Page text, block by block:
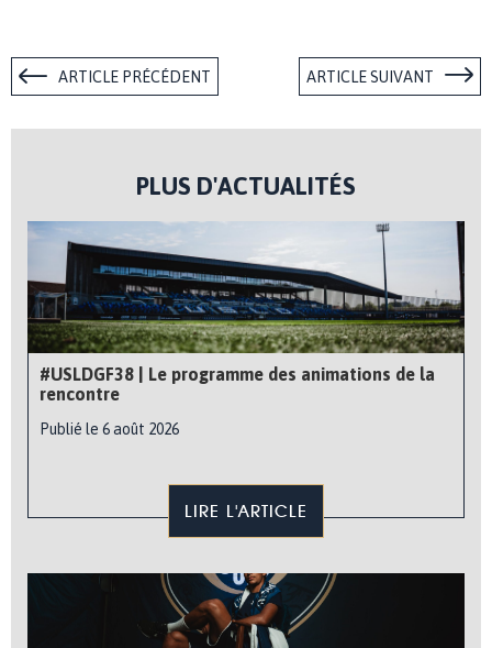
ARTICLE PRÉCÉDENT ARTICLE SUIVANT
PLUS D'ACTUALITÉS
#USLDGF38 | Le programme des animations de la
rencontre
Publié le 6 août 2026
LIRE L'ARTICLE